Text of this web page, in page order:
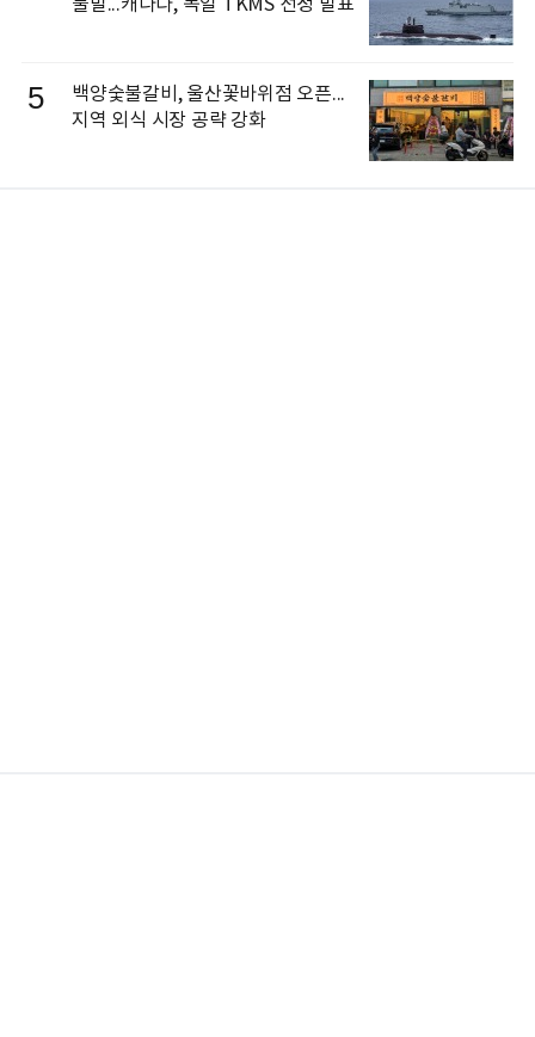
불발...캐나다, 독일 TKMS 선정 발표
5
백양숯불갈비, 울산꽃바위점 오픈...
지역 외식 시장 공략 강화